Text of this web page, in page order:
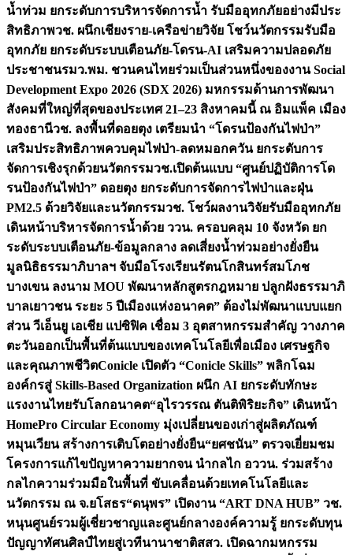
น้ำท่วม ยกระดับการบริหารจัดการน้ำ รับมืออุทกภัยอย่างมีประ
สิทธิภาพวช. ผนึกเชียงราย-เครือข่ายวิจัย โชว์นวัตกรรมรับมือ
อุทกภัย ยกระดับระบบเตือนภัย-โดรน-AI เสริมความปลอดภัย
ประชาชนรมว.พม. ชวนคนไทยร่วมเป็นส่วนหนึ่งของงาน Social
Development Expo 2026 (SDX 2026) มหกรรมด้านการพัฒนา
สังคมที่ใหญ่ที่สุดของประเทศ 21–23 สิงหาคมนี้ ณ อิมแพ็ค เมือง
ทองธานีวช. ลงพื้นที่ดอยตุง เตรียมนำ “โดรนป้องกันไฟป่า”
เสริมประสิทธิภาพควบคุมไฟป่า-ลดหมอกควัน ยกระดับการ
จัดการเชิงรุกด้วยนวัตกรรมวช.เปิดต้นแบบ “ศูนย์ปฏิบัติการโด
รนป้องกันไฟป่า” ดอยตุง ยกระดับการจัดการไฟป่าและฝุ่น
PM2.5 ด้วยวิจัยและนวัตกรรมวช. โชว์ผลงานวิจัยรับมืออุทกภัย
เดินหน้าบริหารจัดการน้ำด้วย ววน. ครอบคลุม 10 จังหวัด ยก
ระดับระบบเตือนภัย-ข้อมูลกลาง ลดเสี่ยงน้ำท่วมอย่างยั่งยืน
มูลนิธิธรรมาภิบาลฯ จับมือโรงเรียนรัตนโกสินทร์สมโภช
บางเขน ลงนาม MOU พัฒนาหลักสูตรกฎหมาย ปลูกฝังธรรมาภิ
บาลเยาวชน ระยะ 5 ปีเมืองแห่งอนาคต” ต้องไม่พัฒนาแบบแยก
ส่วน วีเอ็นยู เอเชีย แปซิฟิค เชื่อม 3 อุตสาหกรรมสำคัญ วางภาค
ตะวันออกเป็นพื้นที่ต้นแบบของเทคโนโลยีเพื่อเมือง เศรษฐกิจ
และคุณภาพชีวิตConicle เปิดตัว “Conicle Skills” พลิกโฉม
องค์กรสู่ Skills-Based Organization ผนึก AI ยกระดับทักษะ
แรงงานไทยรับโลกอนาคต“อุไรวรรณ ตันติพิริยะกิจ” เดินหน้า
HomePro Circular Economy มุ่งเปลี่ยนของเก่าสู่ผลิตภัณฑ์
หมุนเวียน สร้างการเติบโตอย่างยั่งยืน“ยศชนัน” ตรวจเยี่ยมชม
โครงการแก้ไขปัญหาความยากจน นำกลไก อววน. ร่วมสร้าง
กลไกความร่วมมือในพื้นที่ ขับเคลื่อนด้วยเทคโนโลยีและ
นวัตกรรม ณ จ.ยโสธร“ดนุพร” เปิดงาน “ART DNA HUB” วช.
หนุนศูนย์รวมผู้เชี่ยวชาญและศูนย์กลางองค์ความรู้ ยกระดับทุน
ปัญญาทัศนศิลป์ไทยสู่เวทีนานาชาติสสว. เปิดฉากมหกรรม